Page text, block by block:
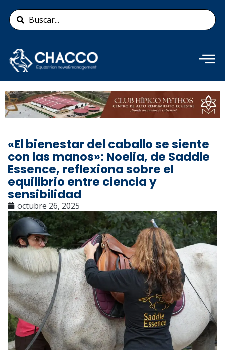
contenido
Search
...
Añade aquí tu texto de
cabecera
«El bienestar del caballo se siente
con las manos»: Noelia, de Saddle
Essence, reflexiona sobre el
equilibrio entre ciencia y
sensibilidad
octubre 26, 2025